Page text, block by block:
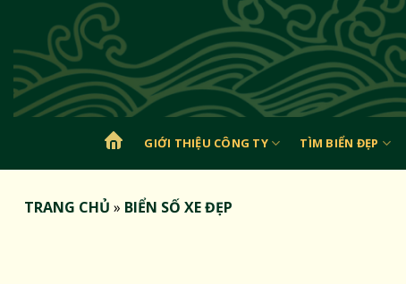
nội
dung
TRANGGIỚI THIỆU CÔNG TY TÌM BIỂN ĐẸP
TRANG CHỦ » BIỂN SỐ XE ĐẸP